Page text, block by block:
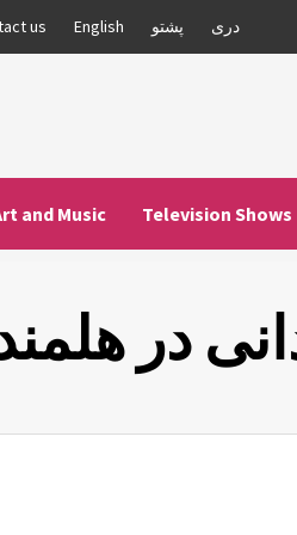
us English پشتو دری
and Music Television Shows
در